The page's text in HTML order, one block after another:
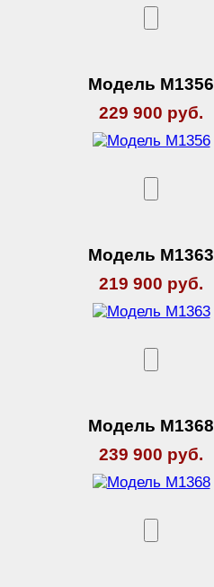
Модель М1356
229 900 руб.
Модель М1363
219 900 руб.
Модель М1368
239 900 руб.